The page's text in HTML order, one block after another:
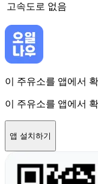
고속도로 없음
이 주유소를 앱에서
이 주유소를 앱에서
앱 설치하기